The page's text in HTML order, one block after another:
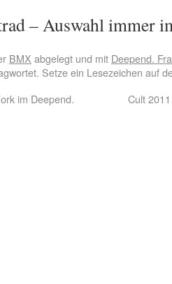
– Auswahl immer
BMX abgelegt und mit Deepend.
Setze ein Lesezeichen auf
im Deepend.
Cult